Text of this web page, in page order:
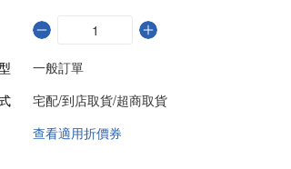
一般訂單
宅配/到店取貨/超商取貨
查看適用折價券